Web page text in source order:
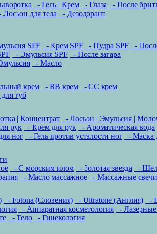
- Гель | Крем - Глаза
- После
Лосьон для тела
- Дезодорант
SPF - Крем SPF - Пудра SPF
-
- Эмульсия SPF
- После загара
- Масло
крем - BB крем
- CC крем
губ
| Концентрат - Лосьон | Эмульсия |
рук - Крем для рук
- Ароматическая вода
ног - Гель против усталости ног - Маска
- С морским илом - Золотая звезда -
- Масло массажное - Массажные свечи
- Fotona (Словения) - Ultratone (Англия) -
- Аппаратная косметология -
- Тело
- Гинекология